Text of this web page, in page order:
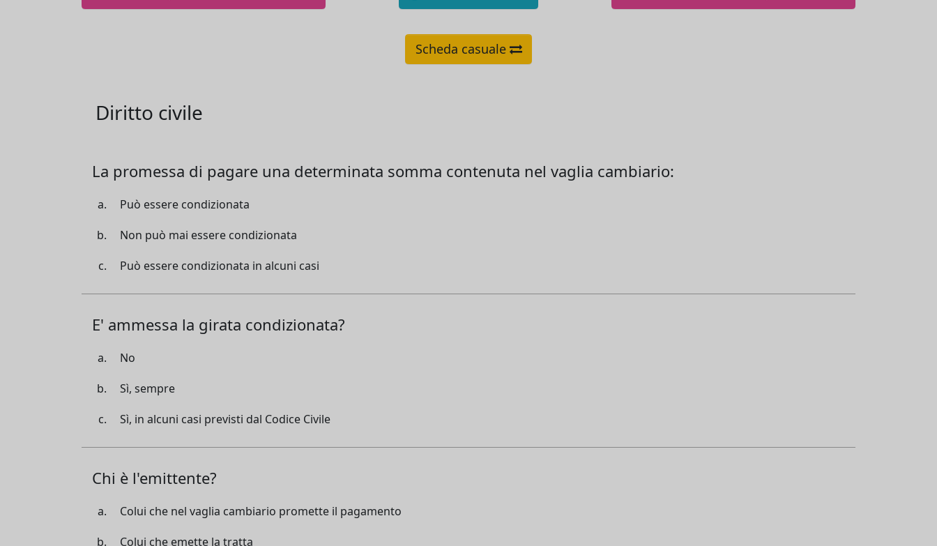
Scheda casuale
Diritto civile
La promessa di pagare una determinata somma contenuta nel vaglia cambiario:
Può essere condizionata
Non può mai essere condizionata
Può essere condizionata in alcuni casi
E' ammessa la girata condizionata?
No
Sì, sempre
Sì, in alcuni casi previsti dal Codice Civile
Chi è l'emittente?
Colui che nel vaglia cambiario promette il pagamento
Colui che emette la tratta